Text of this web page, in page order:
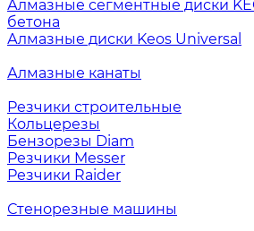
Алмазные сегментные диски
бетона
Алмазные диски Keos Universal
Алмазные канаты
Резчики строительные
Кольцерезы
Бензорезы Diam
Резчики Messer
Резчики Raider
Стенорезные машины